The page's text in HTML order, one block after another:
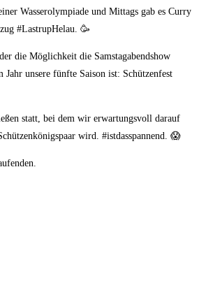
Wasserolympiade und Mittags gab es Curry
#LastrupHelau. 🥳
die Möglichkeit die Samstagabendshow
Jahr unsere fünfte Saison ist: Schützenfest
statt, bei dem wir erwartungsvoll darauf
wird. #istdasspannend. 😱